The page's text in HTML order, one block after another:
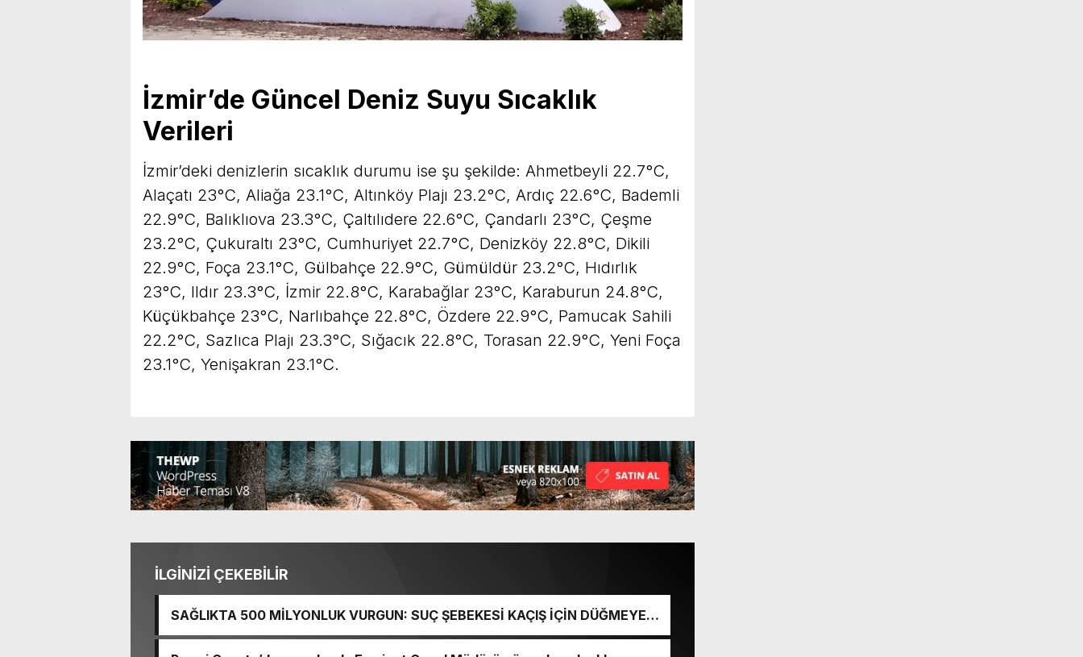
İzmir’de Güncel Deniz Suyu Sıcaklık
Verileri
İzmir’deki denizlerin sıcaklık durumu ise şu şekilde: Ahmetbeyli 22.7°C,
Alaçatı 23°C, Aliağa 23.1°C, Altınköy Plajı 23.2°C, Ardıç 22.6°C, Bademli
22.9°C, Balıklıova 23.3°C, Çaltılıdere 22.6°C, Çandarlı 23°C, Çeşme
23.2°C, Çukuraltı 23°C, Cumhuriyet 22.7°C, Denizköy 22.8°C, Dikili
22.9°C, Foça 23.1°C, Gülbahçe 22.9°C, Gümüldür 23.2°C, Hıdırlık
23°C, Ildır 23.3°C, İzmir 22.8°C, Karabağlar 23°C, Karaburun 24.8°C,
Küçükbahçe 23°C, Narlıbahçe 22.8°C, Özdere 22.9°C, Pamucak Sahili
22.2°C, Sazlıca Plajı 23.3°C, Sığacık 22.8°C, Torasan 22.9°C, Yeni Foça
23.1°C, Yenişakran 23.1°C.
İLGİNİZİ ÇEKEBİLİR
SAĞLIKTA 500 MİLYONLUK VURGUN: SUÇ ŞEBEKESİ KAÇIŞ İÇİN DÜĞMEYE